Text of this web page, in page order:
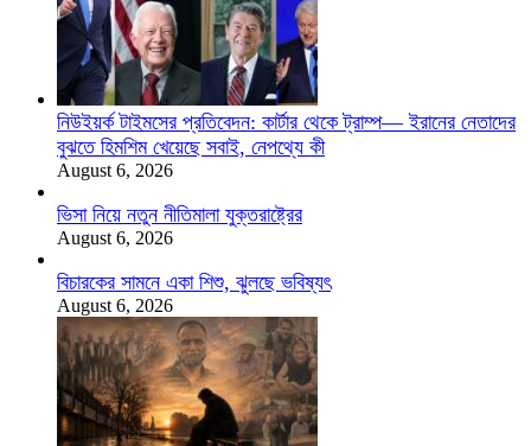
নিউইয়র্ক টাইমসের প্রতিবেদন: কার্টার থেকে ট্রাম্প— ইরানের নেতাদের
বুঝতে হিমশিম খেয়েছে সবাই, নেপথ্যে কী
August 6, 2026
ভিসা নিয়ে নতুন নীতিমালা যুক্তরাষ্ট্রের
August 6, 2026
বিচারকের সামনে একা শিশু, ঝুলছে ভবিষ্যৎ
August 6, 2026